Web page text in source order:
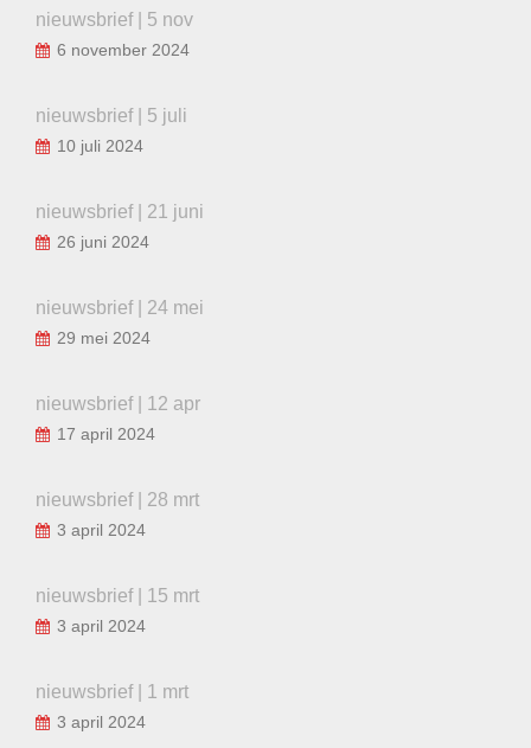
nieuwsbrief | 5 nov
6 november 2024
nieuwsbrief | 5 juli
10 juli 2024
nieuwsbrief | 21 juni
26 juni 2024
nieuwsbrief | 24 mei
29 mei 2024
nieuwsbrief | 12 apr
17 april 2024
nieuwsbrief | 28 mrt
3 april 2024
nieuwsbrief | 15 mrt
3 april 2024
nieuwsbrief | 1 mrt
3 april 2024